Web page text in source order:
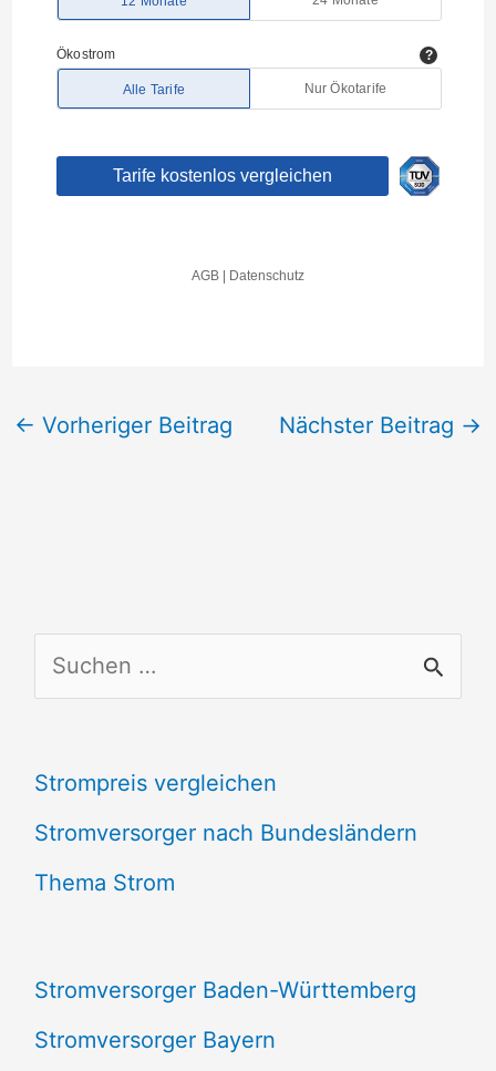
← Vorheriger Beitrag Nächster Beitrag →
u
h
e
n
h
Strompreis vergleichen
Stromversorger nach Bundesländern
Thema Strom
Stromversorger Baden-Württemberg
Stromversorger Bayern